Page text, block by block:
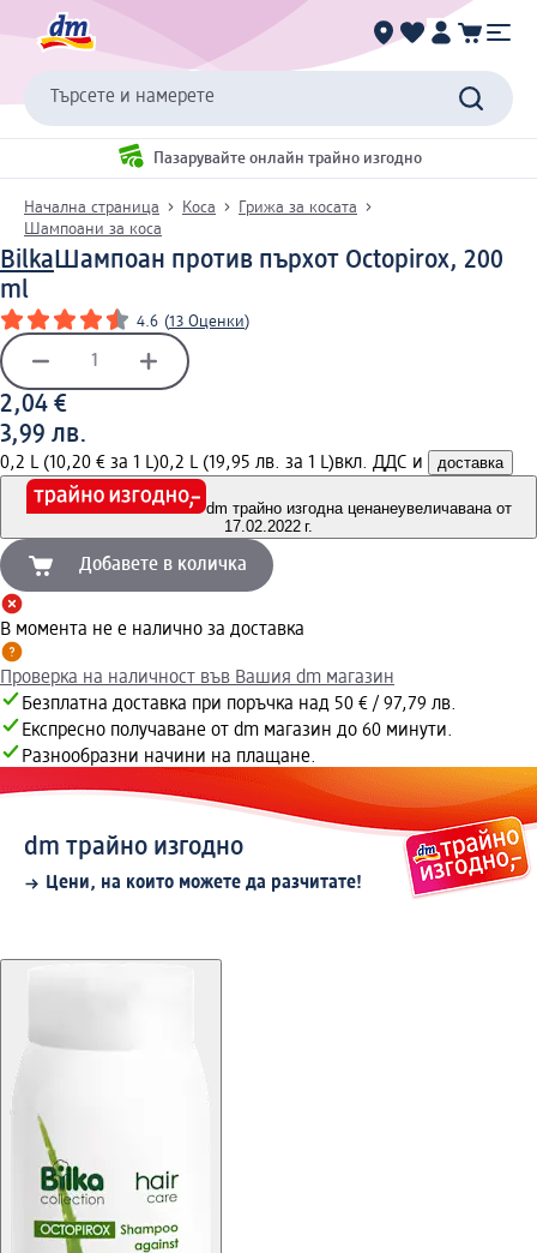
Търсете и намерете
Пазарувайте онлайн трайно изгодно
Начална страница Коса
Грижа за косата
Шампоани за коса
BilkaШампоан против пърхот Octopirox, 200
ml
4.6 (13 Оценки)
2,04 €
3,99 лв.
0,2 L (10,20 € за 1 L)0,2 L (19,95 лв. за 1 L)вкл. ДДС и доставка
dm трайно изгодна ценанеувеличавана от
17.02.2022 г.
Добавете в количка
В момента не е налично за доставка
Проверка на наличност във Вашия dm магазин
Безплатна доставка при поръчка над 50 € / 97,79 лв.
Експресно получаване от dm магазин до 60 минути.
Разнообразни начини на плащане.
dm трайно изгодно
Цени, на които можете да разчитате!